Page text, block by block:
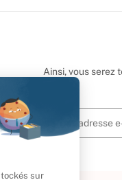
Ainsi, vous serez